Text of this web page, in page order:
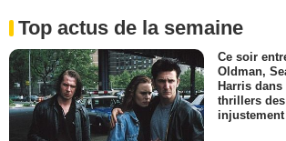
Top actus de la semaine
Ce soir
Oldman,
Harris
thrillers des